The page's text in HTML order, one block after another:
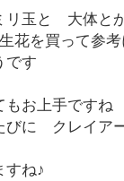
リ玉と 大体と
花を買って参
です
もお上手ですね
びに クレイア
すね♪